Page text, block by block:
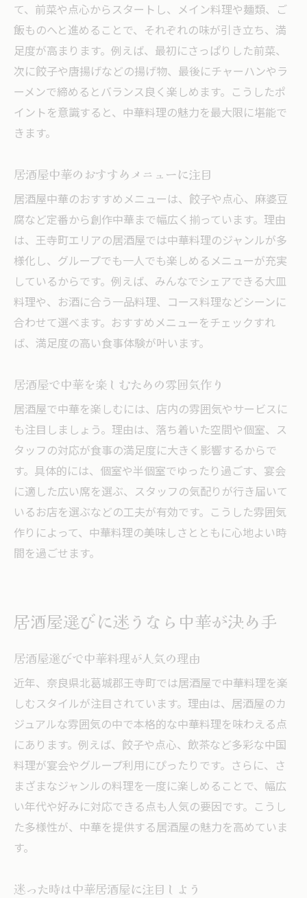
て、前菜や点心からスタートし、メイン料理や麺類、ご
飯ものへと進めることで、それぞれの味が引き立ち、満
足度が高まります。例えば、最初にさっぱりした前菜、
次に餃子や唐揚げなどの揚げ物、最後にチャーハンやラ
ーメンで締めるとバランス良く楽しめます。こうしたポ
イントを意識すると、中華料理の魅力を最大限に堪能で
きます。
居酒屋中華のおすすめメニューに注目
居酒屋中華のおすすめメニューは、餃子や点心、麻婆豆
腐など定番から創作中華まで幅広く揃っています。理由
は、王寺町エリアの居酒屋では中華料理のジャンルが多
様化し、グループでも一人でも楽しめるメニューが充実
しているからです。例えば、みんなでシェアできる大皿
料理や、お酒に合う一品料理、コース料理などシーンに
合わせて選べます。おすすめメニューをチェックすれ
ば、満足度の高い食事体験が叶います。
居酒屋で中華を楽しむための雰囲気作り
居酒屋で中華を楽しむには、店内の雰囲気やサービスに
も注目しましょう。理由は、落ち着いた空間や個室、ス
タッフの対応が食事の満足度に大きく影響するからで
す。具体的には、個室や半個室でゆったり過ごす、宴会
に適した広い席を選ぶ、スタッフの気配りが行き届いて
いるお店を選ぶなどの工夫が有効です。こうした雰囲気
作りによって、中華料理の美味しさとともに心地よい時
間を過ごせます。
居酒屋選びに迷うなら中華が決め手
居酒屋選びで中華料理が人気の理由
近年、奈良県北葛城郡王寺町では居酒屋で中華料理を楽
しむスタイルが注目されています。理由は、居酒屋のカ
ジュアルな雰囲気の中で本格的な中華料理を味わえる点
にあります。例えば、餃子や点心、飲茶など多彩な中国
料理が宴会やグループ利用にぴったりです。さらに、さ
まざまなジャンルの料理を一度に楽しめることで、幅広
い年代や好みに対応できる点も人気の要因です。こうし
た多様性が、中華を提供する居酒屋の魅力を高めていま
す。
迷った時は中華居酒屋に注目しよう